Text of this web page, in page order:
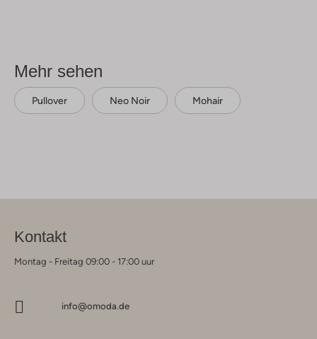
Mehr sehen
Pullover Neo Noir Mohair
Kontakt
Montag - Freitag 09:00 - 17:00 uur
info@omoda.de